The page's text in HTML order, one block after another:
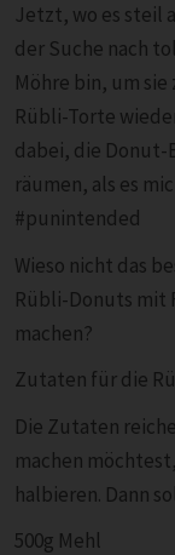
Jetzt, wo es steil
der Suche nach
Möhre bin, um
Rübli-Torte
dabei, die Donut-
räumen, als es
#punintended
Wieso nicht das
Rübli-Donuts mit
machen?
Zutaten für die
Die Zutaten
machen
halbieren. Dann
500g Mehl